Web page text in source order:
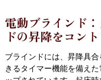
電動ブラインド
ドの昇降をコン
ブラインドには、昇降具
きるタイマー機能を備え